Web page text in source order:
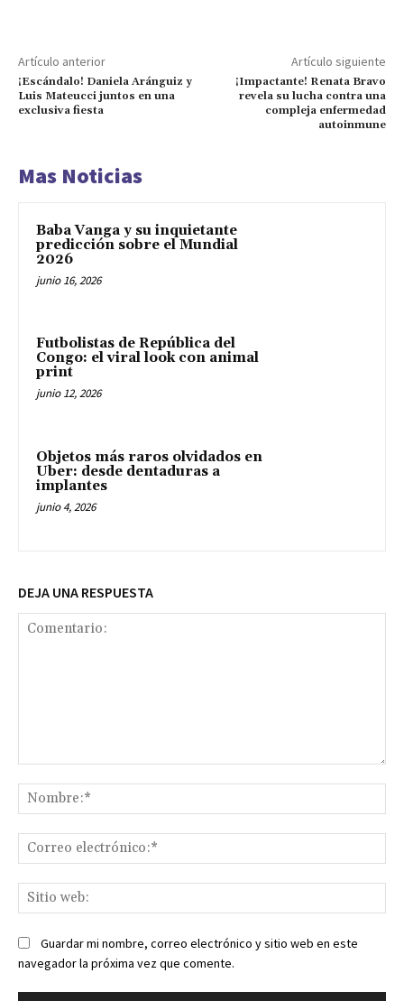
Artículo anterior
¡Escándalo! Daniela Aránguiz y
Luis Mateucci juntos en una
exclusiva fiesta
Artículo siguiente
¡Impactante! Renata Bravo
revela su lucha contra una
compleja enfermedad
autoinmune
Mas Noticias
Baba Vanga y su inquietante
predicción sobre el Mundial
2026
junio 16, 2026
Futbolistas de República del
Congo: el viral look con animal
print
junio 12, 2026
Objetos más raros olvidados en
Uber: desde dentaduras a
implantes
junio 4, 2026
DEJA UNA RESPUESTA
Guardar mi nombre, correo electrónico y sitio web en este
navegador la próxima vez que comente.